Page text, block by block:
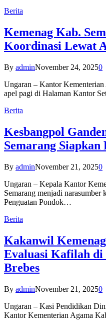
Berita
Kemenag Kab.
Koordinasi Lewat
By adminNovember 24, 20250
Ungaran – Kantor
apel pagi di Halaman Kantor
Berita
Kesbangpol
Semarang Siapkan
By adminNovember 21, 20250
Ungaran – Kepala Kantor
Semarang menjadi narasumber
Penguatan Pondok…
Berita
Kakanwil
Evaluasi Kafilah di
Brebes
By adminNovember 21, 20250
Ungaran – Kasi Pendidikan
Kantor Kementerian Agama